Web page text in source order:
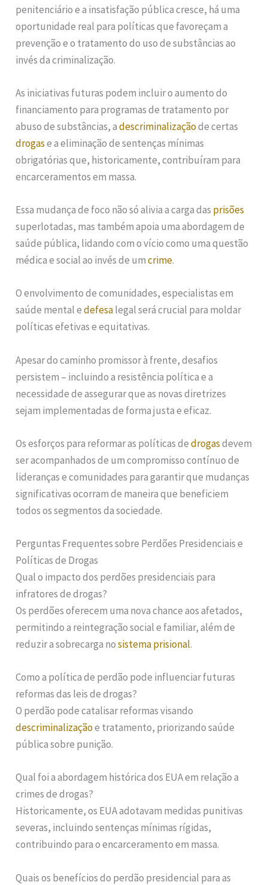
penitenciário e a insatisfação pública cresce, há uma
oportunidade real para políticas que favoreçam a
prevenção e o tratamento do uso de substâncias ao
invés da criminalização.
As iniciativas futuras podem incluir o aumento do
financiamento para programas de tratamento por
abuso de substâncias, adescriminalizaçãode certas
drogase a eliminação de sentenças mínimas
obrigatórias que, historicamente, contribuíram para
encarceramentos em massa.
Essa mudança de foco não só alivia a carga das prisões
superlotadas, mas também apoia uma abordagem de
saúde pública, lidando com o vício como uma questão
médica e social ao invés de umcrime.
O envolvimento de comunidades, especialistas em
saúde mental edefesalegal será crucial para moldar
políticas efetivas e equitativas.
Apesar do caminho promissor à frente, desafios
persistem – incluindo a resistência política e a
necessidade de assegurar que as novas diretrizes
sejam implementadas de forma justa e eficaz.
Os esforços para reformar as políticas dedrogasdevem
ser acompanhados de um compromisso contínuo de
lideranças e comunidades para garantir que mudanças
significativas ocorram de maneira que beneficiem
todos os segmentos da sociedade.
Perguntas Frequentes sobre Perdões Presidenciais e
Políticas de Drogas
Qual o impacto dos perdões presidenciais para
infratores de drogas?
Os perdões oferecem uma nova chance aos afetados,
permitindo a reintegração social e familiar, além de
reduzir a sobrecarga nosistema prisional.
Como a política de perdão pode influenciar futuras
reformas das leis de drogas?
O perdão pode catalisar reformas visando
descriminalizaçãoe tratamento, priorizando saúde
pública sobre punição.
Qual foi a abordagem histórica dos EUA em relação a
crimes de drogas?
Historicamente, os EUA adotavam medidas punitivas
severas, incluindo sentenças mínimas rígidas,
contribuindo para o encarceramento em massa.
Quais os benefícios do perdão presidencial para as